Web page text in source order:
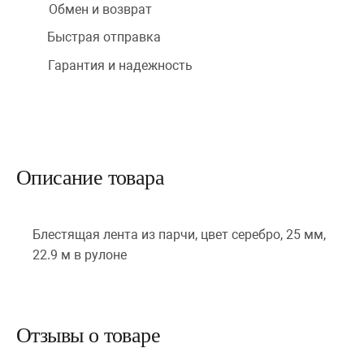
Обмен и возврат
Быстрая отправка
Гарантия и надежность
Описание товара
Блестящая лента из парчи, цвет серебро, 25 мм,
22.9 м в рулоне
Отзывы о товаре